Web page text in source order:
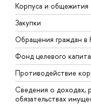
Корпуса и общежития
Закупки
Обращения граждан
Фонд целевого
Противодействие
Сведения о доходах,
обязательствах